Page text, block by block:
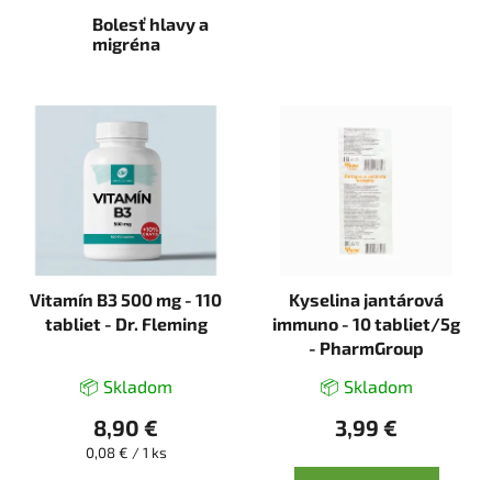
Bolesť hlavy a
migréna
Vitamín B3 500 mg - 110
tabliet - Dr. Fleming
📦 Skladom
8,90 €
Jednotková
0,08 € / 1 ks
Kyselina jantárová
immuno - 10 tabliet/5g
- PharmGroup
📦 Skladom
3,99 €